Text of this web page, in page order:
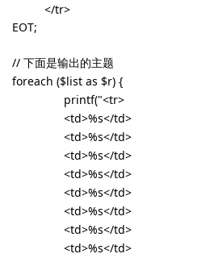
</tr>
EOT;
// 下面是输出的主题
foreach ($list as $r) {
printf("<tr>
<td>%s</td>
<td>%s</td>
<td>%s</td>
<td>%s</td>
<td>%s</td>
<td>%s</td>
<td>%s</td>
<td>%s</td>